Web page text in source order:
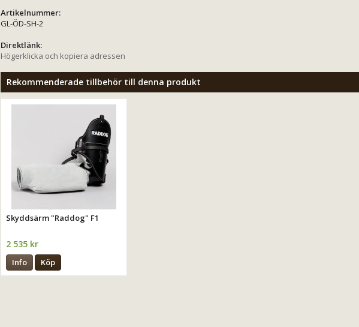
Artikelnummer:
GL-ÖD-SH-2
Direktlänk:
Högerklicka och kopiera adressen
Rekommenderade tillbehör till denna produkt
Skyddsärm "Raddog" F1
2 535 kr
Info Köp